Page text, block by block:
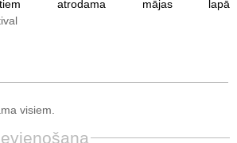
atrodama mājas lapā
visiem.